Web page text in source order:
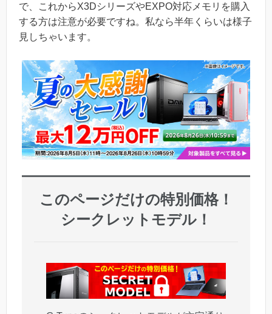
で、これからX3DシリーズやEXPO対応メモリを購入
する方は注意が必要ですね。私なら半年くらいは様子
見しちゃいます。
このページだけの特別価格！
シークレットモデル！